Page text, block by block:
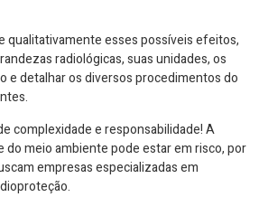
qualitativamente esses possíveis efeitos,
radiológicas, suas unidades, os
e detalhar os diversos procedimentos do
complexidade e responsabilidade! A
do meio ambiente pode estar em risco, por
empresas especializadas em